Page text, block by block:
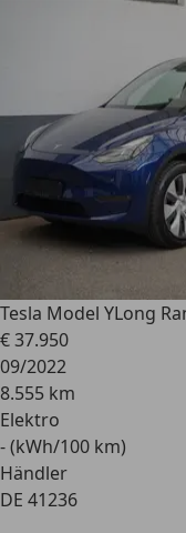
Tesla Model YLong
€ 37.950
09/2022
8.555 km
Elektro
- (kWh/100 km)
Händler
DE 41236